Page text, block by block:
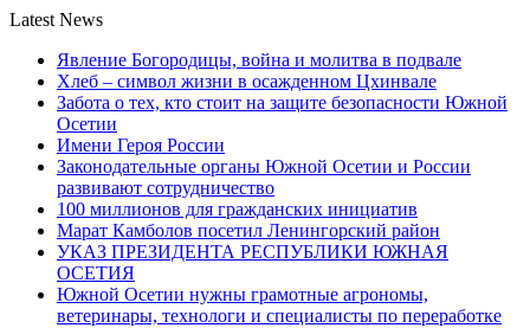
Latest News
Явление Богородицы, война и молитва в подвале
Хлеб – символ жизни в осажденном Цхинвале
Забота о тех, кто стоит на защите безопасности Южной
Осетии
Имени Героя России
Законодательные органы Южной Осетии и России
развивают сотрудничество
100 миллионов для гражданских инициатив
Марат Камболов посетил Ленингорский район
УКАЗ ПРЕЗИДЕНТА РЕСПУБЛИКИ ЮЖНАЯ
ОСЕТИЯ
Южной Осетии нужны грамотные агрономы,
ветеринары, технологи и специалисты по переработке